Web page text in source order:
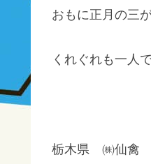
おもに正月の三
くれぐれも一人
栃木県 ㈱仙禽